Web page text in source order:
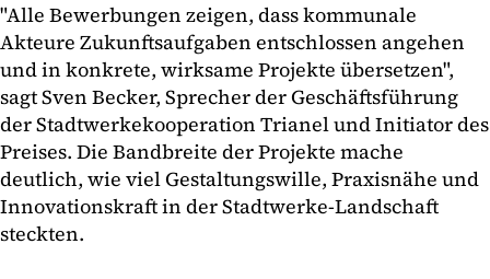
"Alle Bewerbungen zeigen, dass kommunale
Akteure Zukunftsaufgaben entschlossen angehen
und in konkrete, wirksame Projekte übersetzen",
sagt Sven Becker, Sprecher der Geschäftsführung
der Stadtwerkekooperation Trianel und Initiator des
Preises. Die Bandbreite der Projekte mache
deutlich, wie viel Gestaltungswille, Praxisnähe und
Innovationskraft in der Stadtwerke-Landschaft
steckten.